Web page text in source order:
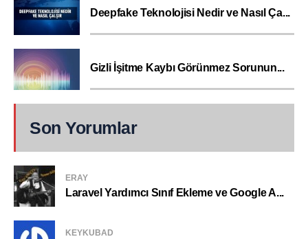
Deepfake Teknolojisi Nedir ve Nasıl Ça...
Gizli İşitme Kaybı Görünmez Sorunun...
Son Yorumlar
ERAY
Laravel Yardımcı Sınıf Ekleme ve Google A...
KEYKUBAD